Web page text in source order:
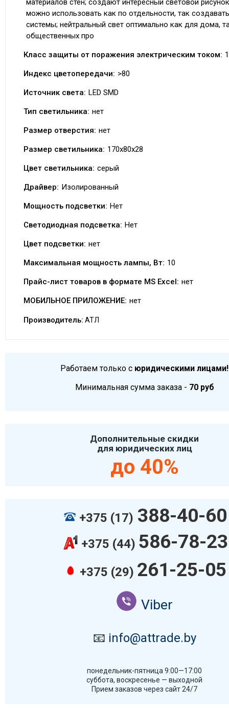
материалов стен; создают интересный световой
можно использовать как по отдельности, так
системы; нейтральный свет оптимально как для дома,
общественных про
Класс защиты от поражения электрическим током: 1
Индекс цветопередачи: >80
Источник света: LED SMD
Тип светильника: нет
Размер отверстия: нет
Размер светильника: 170x80x28
Цвет светильника: серый
Драйвер: Изолированный
Мощность подсветки: Нет
Светодиодная подсветка: Нет
Цвет подсветки: нет
Максимальная мощность лампы, Вт: 10
Прайс-лист товаров в формате MS Excel: нет
МОБИЛЬНОЕ ПРИЛОЖЕНИЕ: нет
Производитель: АТЛ
Работаем только с юридическими лицами!
Минимальная сумма заказа - 70 руб
Дополнительные скидки
для юридических лиц
до 40%
+375 (17) 388-40-60
+375 (44) 586-78-23
+375 (29) 261-25-05
Viber
📧 info@attrade.by
понедельник-пятница 9:00—17:00
суббота, воскресенье — выходной
Прием заказов через сайт 24/7